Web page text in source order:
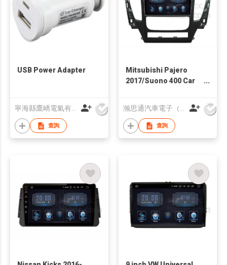
USB Power Adapter
寧海縣鷹嶠電氣有限公司
查詢
Mitsubishi Pajero
2017/Suono 400 Car
瀚思通汽車電子（亞太）有限公司
查詢